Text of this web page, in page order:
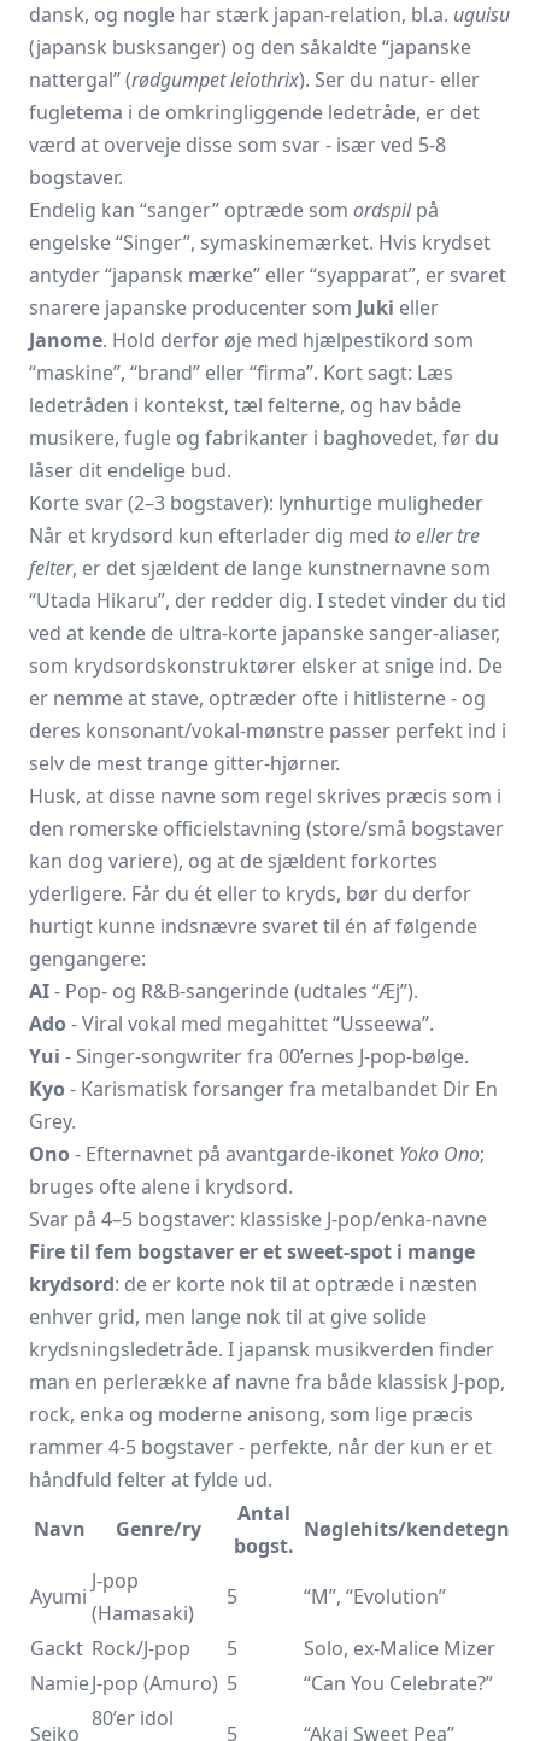
dansk, og nogle har stærk japan-relation, bl.a. uguisu
(japansk busksanger) og den såkaldte “japanske
nattergal” (rødgumpet leiothrix). Ser du natur- eller
fugletema i de omkringliggende ledetråde, er det
værd at overveje disse som svar - især ved 5-8
bogstaver.
Endelig kan “sanger” optræde som ordspilpå
engelske “Singer”, symaskinemærket. Hvis krydset
antyder “japansk mærke” eller “syapparat”, er svaret
snarere japanske producenter som Juki eller
Janome. Hold derfor øje med hjælpestikord som
“maskine”, “brand” eller “firma”. Kort sagt: Læs
ledetråden i kontekst, tæl felterne, og hav både
musikere, fugle og fabrikanter i baghovedet, før du
låser dit endelige bud.
Korte svar (2–3 bogstaver): lynhurtige muligheder
Når et krydsord kun efterlader dig med to eller tre
felter, er det sjældent de lange kunstnernavne som
“Utada Hikaru”, der redder dig. I stedet vinder du tid
ved at kende de ultra-korte japanske sanger-aliaser,
som krydsords­konstruktører elsker at snige ind. De
er nemme at stave, optræder ofte i hitlisterne - og
deres konsonant/vokal-mønstre passer perfekt ind i
selv de mest trange gitter-hjørner.
Husk, at disse navne som regel skrives præcis som i
den romerske officiel­stavning (store/små bogstaver
kan dog variere), og at de sjældent forkortes
yderligere. Får du ét eller to kryds, bør du derfor
hurtigt kunne indsnævre svaret til én af følgende
gengangere:
AI- Pop- og R&B-sangerinde (udtales “Æj”).
Ado- Viral vokal med megahittet “Usseewa”.
Yui - Singer-songwriter fra 00’ernes J-pop-bølge.
Kyo- Karismatisk forsanger fra metal­bandet Dir En
Grey.
Ono- Efternavnet på avantgarde-ikonet Yoko Ono;
bruges ofte alene i krydsord.
Svar på 4–5 bogstaver: klassiske J-pop/enka-navne
Fire til fem bogstaver er et sweet-spot i mange
krydsord: de er korte nok til at optræde i næsten
enhver grid, men lange nok til at give solide
krydsningsledetråde. I japansk musikverden finder
man en perlerække af navne fra både klassisk J-pop,
rock, enka og moderne anisong, som lige præcis
rammer 4-5 bogstaver - perfekte, når der kun er et
håndfuld felter at fylde ud.
Navn
Genre/ry
Antal
bogst.
Nøglehits/kendetegn
Ayumi
J-pop
(Hamasaki)
5
“M”, “Evolution”
Gackt Rock/J-pop 5
Solo, ex-Malice Mizer
NamieJ-pop (Amuro) 5
“Can You Celebrate?”
Seiko
80’er idol
5 “Akai Sweet Pea”